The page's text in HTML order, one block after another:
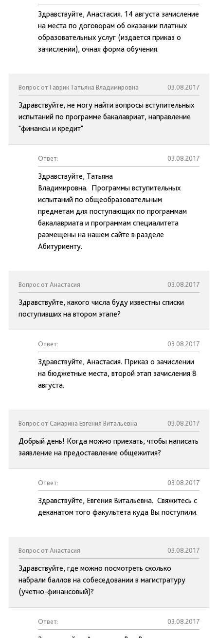
Здравствуйте, Анастасия. 14 августа зачисление
на места по договорам об оказании платных
образовательных услуг (издается приказ о
зачислении), очная форма обучения.
Вопрос от Гаврик Татьяна Владимировна 03.08.2017
Здравствуйте, не могу найти вопросы вступительных
испытаний по программе бакалавриат, направление
"финансы и кредит"
Ответ: 03.08.2017
Здравствуйте, Татьяна
Владимировна. Программы вступительных
испытаний по общеобразовательным
предметам для поступающих по программам
бакалавриата и программам специалитета
размещены на нашем сайте в разделе
Абитуриенту.
Вопрос от Анастасия 03.08.2017
Здравствуйте, какого числа буду известны списки
поступивших на втором этапе?
Ответ: 03.08.2017
Здравствуйте, Анастасия. Приказ о зачислении
на бюджетные места, второй этап зачисления 8
августа.
Вопрос от Самарина Евгения Витальевна 03.08.2017
Добрый день! Когда можно приехать, чтобы написать
заявление на предоставление общежития?
Ответ: 03.08.2017
Здравствуйте, Евгения Витальевна. Свяжитесь с
деканатом того факультета куда Вы поступили.
Вопрос от Анастасия 03.08.2017
Здравствуйте, где можно посмотреть сколько
набрали баллов на собеседовании в магистратуру
(учетно-финансовый)?
Ответ: 03.08.2017